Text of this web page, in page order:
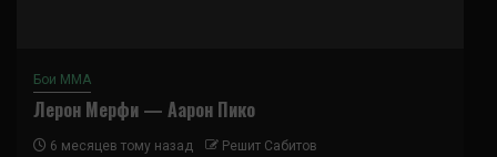
Бои ММА
Лерон Мерфи — Аарон Пико
6 месяцев тому назад Решит Сабитов